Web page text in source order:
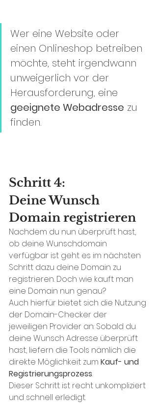
Wer eine Website oder
einen Onlineshop betreiben
möchte, steht irgendwann
unweigerlich vor der
Herausforderung, eine
geeignete Webadresse zu
finden.
Schritt 4:
Deine Wunsch
Domain registrieren
Nachdem du nun überprüft hast,
ob deine Wunschdomain
verfügbar ist geht es im nächsten
Schritt dazu deine Domain zu
registrieren. Doch wie kauft man
eine Domain nun genau?
Auch hierfür bietet sich die Nutzung
der Domain-Checker der
jeweiligen Provider an: Sobald du
deine Wunsch Adresse überprüft
hast, liefern die Tools nämlich die
direkte Möglichkeit zum Kauf- und
Registrierungsprozess.
Dieser Schritt ist recht unkompliziert
und schnell erledigt.